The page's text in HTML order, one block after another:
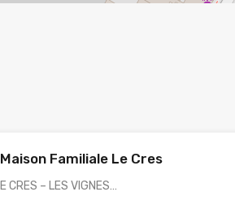
Maison Familiale Le Cres
E CRES – LES VIGNES…